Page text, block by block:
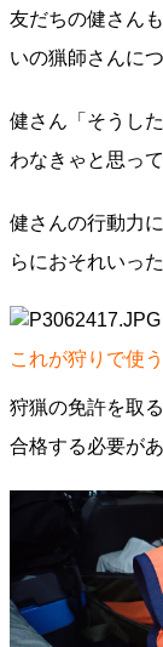
友だちの健さん
いの猟師さんに
健さん「そうし
わなきゃと思っ
健さんの行動力
らにおそれいった
これが狩りで使
狩猟の免許を取
合格する必要があ